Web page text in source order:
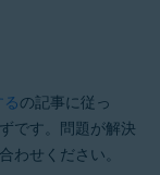
の記事に従っ
です。問題が解決
わせください。